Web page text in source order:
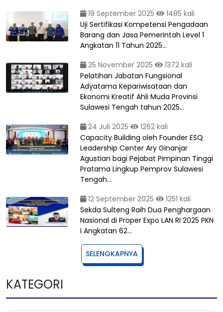
19 September 2025
1485 kali
Uji Sertifikasi Kompetensi Pengadaan
Barang dan Jasa Pemerintah Level 1
Angkatan 11 Tahun 2025…
25 November 2025
1372 kali
Pelatihan Jabatan Fungsional
Adyatama Kepariwisataan dan
Ekonomi Kreatif Ahli Muda Provinsi
Sulawesi Tengah tahun 2025…
24 Juli 2025
1262 kali
Capacity Building oleh Founder ESQ
Leadership Center Ary Ginanjar
Agustian bagi Pejabat Pimpinan Tinggi
Pratama Lingkup Pemprov Sulawesi
Tengah…
12 September 2025
1251 kali
Sekda Sulteng Raih Dua Penghargaan
Nasional di Proper Expo LAN RI 2025 PKN
I Angkatan 62…
SELENGKAPNYA
KATEGORI